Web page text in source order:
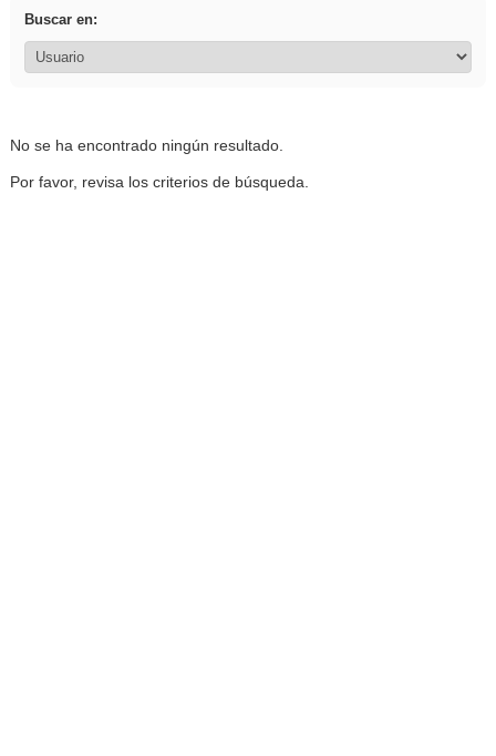
Buscar en:
No se ha encontrado ningún resultado.
Por favor, revisa los criterios de búsqueda.